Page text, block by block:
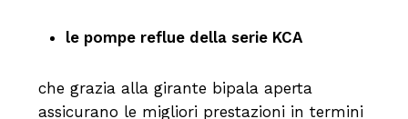
le pompe reflue della serie KCA
che grazia alla girante bipala aperta
assicurano le migliori prestazioni in termini